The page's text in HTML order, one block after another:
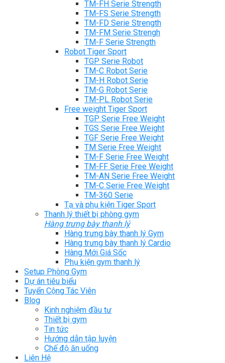
TM-FH Serie Strength
TM-FS Serie Strength
TM-FD Serie Strength
TM-FM Serie Strengh
TM-F Serie Strength
Robot Tiger Sport
TGP Serie Robot
TM-C Robot Serie
TM-H Robot Serie
TM-G Robot Serie
TM-PL Robot Serie
Free weight Tiger Sport
TGP Serie Free Weight
TGS Serie Free Weight
TGF Serie Free Weight
TM Serie Free Weight
TM-F Serie Free Weight
TM-FF Serie Free Weight
TM-AN Serie Free Weight
TM-C Serie Free Weight
TM-360 Serie
Tạ và phụ kiện Tiger Sport
Thanh lý thiết bị phòng gym
Hàng trưng bày thanh lý
Hàng trưng bày thanh lý Gym
Hàng trưng bày thanh lý Cardio
Hàng Mới Giá Sốc
Phụ kiện gym thanh lý
Setup Phòng Gym
Dự án tiêu biểu
Tuyển Cộng Tác Viên
Blog
Kinh nghiệm đầu tư
Thiết bị gym
Tin tức
Hướng dẫn tập luyện
Chế độ ăn uống
Liên Hệ